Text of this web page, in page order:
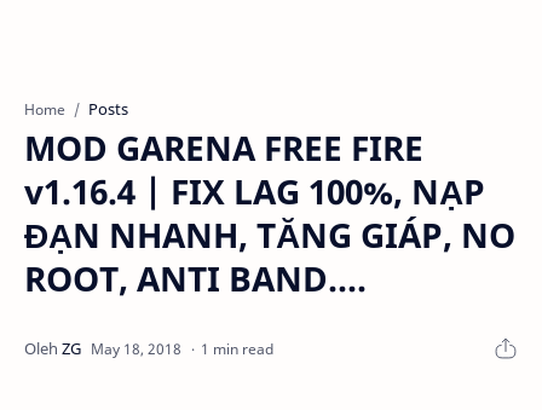
Home Posts
MOD GARENA FREE FIRE
v1.16.4 | FIX LAG 100%, NẠP
ĐẠN NHANH, TĂNG GIÁP, NO
ROOT, ANTI BAND....
1 min read